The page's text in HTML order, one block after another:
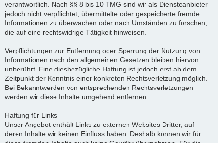
verantwortlich. Nach §§ 8 bis 10 TMG sind wir als Diensteanbieter
jedoch nicht verpflichtet, übermittelte oder gespeicherte fremde
Informationen zu überwachen oder nach Umständen zu forschen,
die auf eine rechtswidrige Tätigkeit hinweisen.
Verpflichtungen zur Entfernung oder Sperrung der Nutzung von
Informationen nach den allgemeinen Gesetzen bleiben hiervon
unberührt. Eine diesbezügliche Haftung ist jedoch erst ab dem
Zeitpunkt der Kenntnis einer konkreten Rechtsverletzung möglich.
Bei Bekanntwerden von entsprechenden Rechtsverletzungen
werden wir diese Inhalte umgehend entfernen.
Haftung für Links
Unser Angebot enthält Links zu externen Websites Dritter, auf
deren Inhalte wir keinen Einfluss haben. Deshalb können wir für